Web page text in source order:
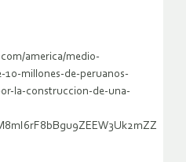
america/medio-
10-millones-de-peruanos-
la-construccion-de-una-